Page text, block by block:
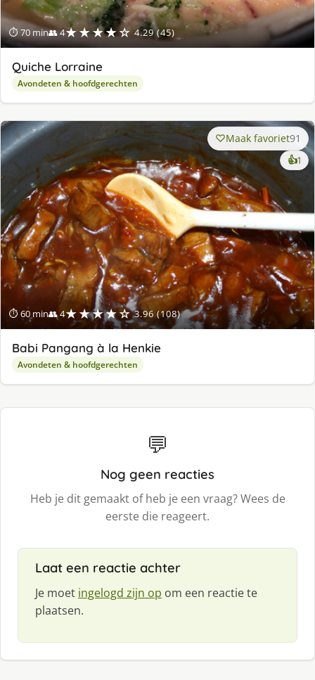
⏱ 70 min👥 4★★★★☆ 4.29 (45)
Quiche Lorraine
Avondeten & hoofdgerechten
⏱ 60 min👥 4★★★★☆ 3.96 (108)
Maak favoriet91
👍1
Babi Pangang à la Henkie
Avondeten & hoofdgerechten
💬
Nog geen reacties
Heb je dit gemaakt of heb je een vraag? Wees de
eerste die reageert.
Laat een reactie achter
Je moet ingelogd zijn op om een reactie te
plaatsen.